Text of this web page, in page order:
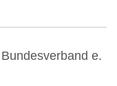
e.